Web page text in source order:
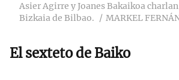
Asier Agirre y Joanes Bakaikoa
Bizkaia de Bilbao.
MARKEL
El sexteto de Baiko